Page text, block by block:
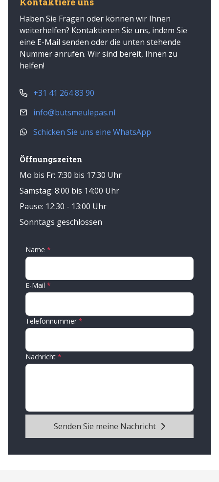
Haben Sie Fragen oder können wir Ihnen
weiterhelfen? Kontaktieren Sie uns, indem Sie
eine E-Mail senden oder die unten stehende
Nummer anrufen. Wir sind bereit, Ihnen zu
helfen!
+31 41 264 83 90
info@butsmeulepas.nl
Schicken Sie uns eine WhatsApp
Öffnungszeiten
Mo bis Fr: 7:30 bis 17:30 Uhr
Samstag: 8:00 bis 14:00 Uhr
Pause: 12:30 - 13:00 Uhr
Sonntags geschlossen
Name
E-Mail
Telefonnummer
Nachricht
Senden Sie meine Nachricht